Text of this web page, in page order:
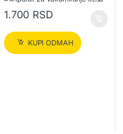
1.700 RSD
KUPI ODMAH